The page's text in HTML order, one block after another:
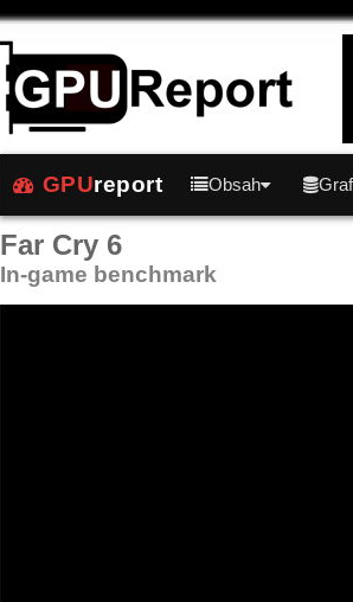
GPUreport Obsah
Far Cry 6
In-game benchmark